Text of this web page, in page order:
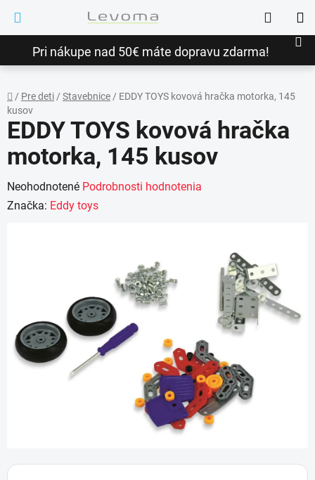
obsah
Pri nákupe nad 50€ máte dopravu zdarma!
Hľadať
Domov
/ Pre deti/ Stavebnice/ EDDY TOYS kovová hračka motorka, 145
kusov
EDDY TOYS kovová hračka
motorka, 145 kusov
Priemerné
hodnotenie
hviezdičiek.
Neohodnotené Podrobnosti hodnotenia
Značka: Eddy toys